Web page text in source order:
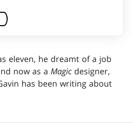
VERHEY
eleven, he dreamt of a job
now as a Magic designer,
has been writing about